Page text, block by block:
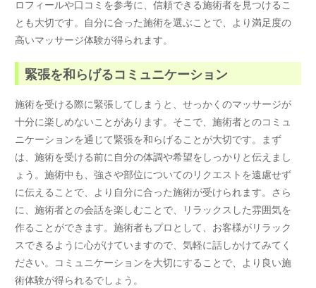
ロフィールや口コミを参考に、信頼できる施術者を見つけるこ
とも大切です。自分に合った施術を選ぶことで、より満足度の
高いマッサージ体験が得られます。
緊張を和らげるコミュニケーション
施術を受ける際に緊張してしまうと、せっかくのマッサージが
十分に楽しめないことがあります。そこで、施術者とのコミュ
ニケーションを通じて緊張を和らげることが大切です。まず
は、施術を受ける前に自分の体調や希望をしっかりと伝えまし
ょう。施術中も、強さや部位についてのリクエストを遠慮せず
に伝えることで、より自分に合った施術が受けられます。さら
に、施術者との会話を楽しむことで、リラックスした雰囲気を
作ることができます。施術者もプロとして、お客様がリラック
スできるように心がけていますので、気軽に話しかけてみてく
ださい。コミュニケーションを大切にすることで、より良い施
術体験が得られるでしょう。